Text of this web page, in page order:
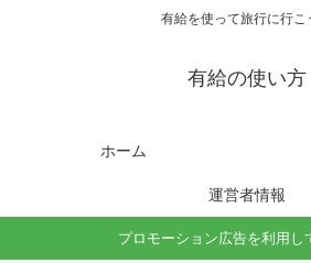
有給を使って旅行に行こ
有給の使い方
ホーム
運営者情報
プロモーション広告を利用し